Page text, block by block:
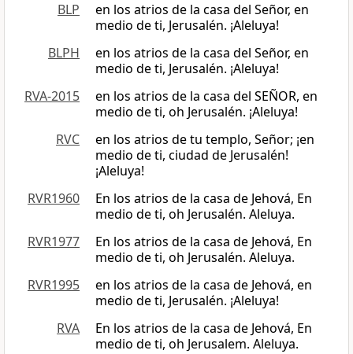
BLP
en los atrios de la casa del Señor, en
medio de ti, Jerusalén. ¡Aleluya!
BLPH
en los atrios de la casa del Señor, en
medio de ti, Jerusalén. ¡Aleluya!
RVA-2015
en los atrios de la casa del SEÑOR, en
medio de ti, oh Jerusalén. ¡Aleluya!
RVC
en los atrios de tu templo, Señor; ¡en
medio de ti, ciudad de Jerusalén!
¡Aleluya!
RVR1960
En los atrios de la casa de Jehová, En
medio de ti, oh Jerusalén. Aleluya.
RVR1977
En los atrios de la casa de Jehová, En
medio de ti, oh Jerusalén. Aleluya.
RVR1995
en los atrios de la casa de Jehová, en
medio de ti, Jerusalén. ¡Aleluya!
RVA
En los atrios de la casa de Jehová, En
medio de ti, oh Jerusalem. Aleluya.